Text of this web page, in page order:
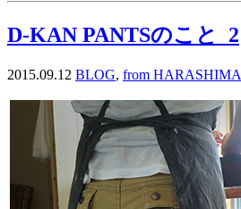
D-KAN PANTSのこと_2
2015.09.12 BLOG, from HARASHIMA